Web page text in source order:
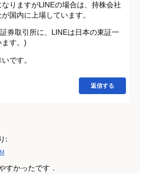
りますがLINEの場合は、持株会社
国内に上場しています。
券取引所に、LINEは日本の東証一
す。)
です。
返信する
:
すかったです．